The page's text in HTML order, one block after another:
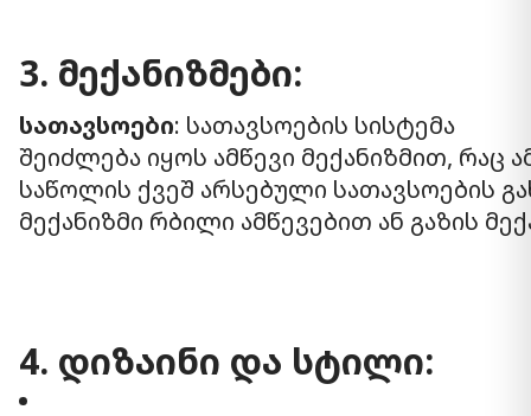
3. მექანიზმები:
სათავსოები: სათავსოების სისტემა
შეიძლება იყოს ამწევი მექანიზმით, რაც
საწოლის ქვეშ არსებული სათავსოების
მექანიზმი რბილი ამწევებით ან გაზის
4. დიზაინი და სტილი: